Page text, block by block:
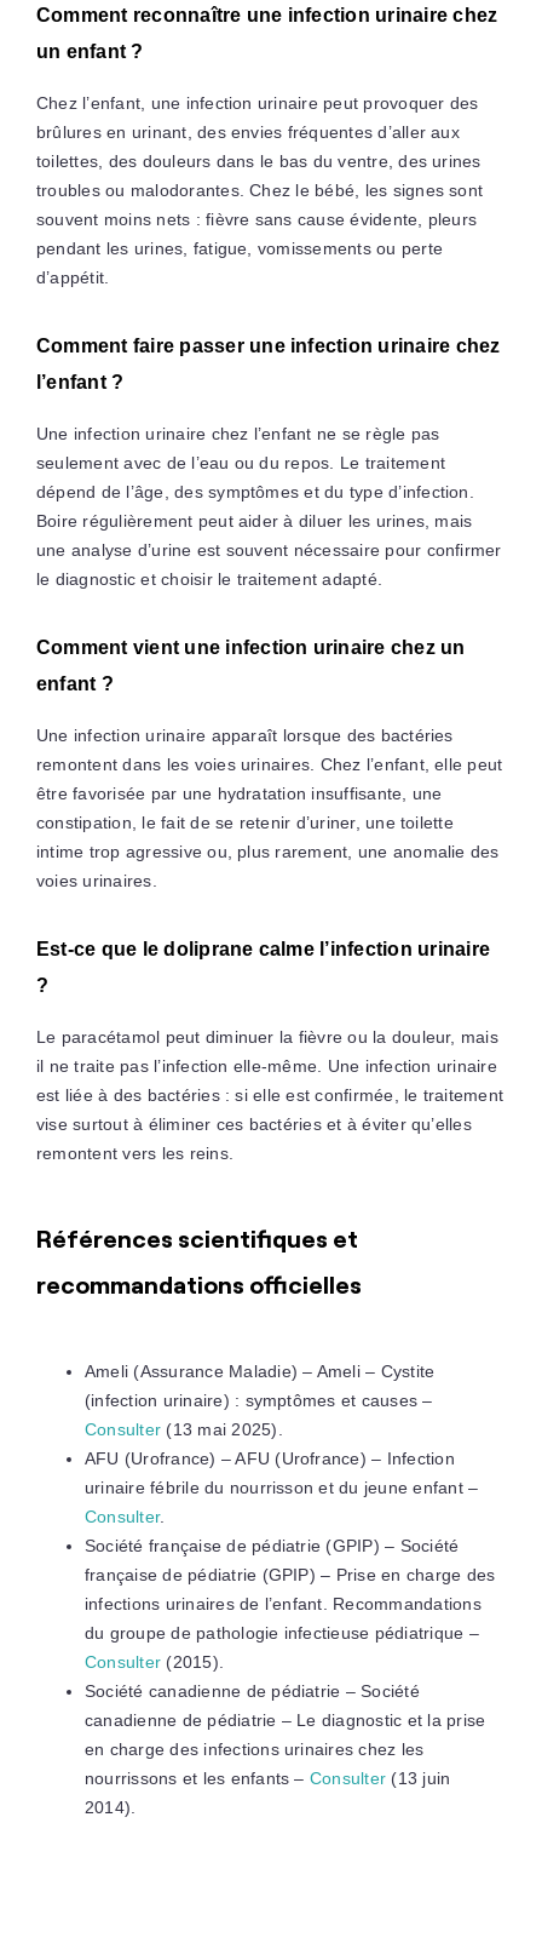
Comment reconnaître une infection urinaire chez
un enfant ?
Chez l’enfant, une infection urinaire peut provoquer des
brûlures en urinant, des envies fréquentes d’aller aux
toilettes, des douleurs dans le bas du ventre, des urines
troubles ou malodorantes. Chez le bébé, les signes sont
souvent moins nets : fièvre sans cause évidente, pleurs
pendant les urines, fatigue, vomissements ou perte
d’appétit.
Comment faire passer une infection urinaire chez
l’enfant ?
Une infection urinaire chez l’enfant ne se règle pas
seulement avec de l’eau ou du repos. Le traitement
dépend de l’âge, des symptômes et du type d’infection.
Boire régulièrement peut aider à diluer les urines, mais
une analyse d’urine est souvent nécessaire pour confirmer
le diagnostic et choisir le traitement adapté.
Comment vient une infection urinaire chez un
enfant ?
Une infection urinaire apparaît lorsque des bactéries
remontent dans les voies urinaires. Chez l’enfant, elle peut
être favorisée par une hydratation insuffisante, une
constipation, le fait de se retenir d’uriner, une toilette
intime trop agressive ou, plus rarement, une anomalie des
voies urinaires.
Est-ce que le doliprane calme l’infection urinaire
?
Le paracétamol peut diminuer la fièvre ou la douleur, mais
il ne traite pas l’infection elle-même. Une infection urinaire
est liée à des bactéries : si elle est confirmée, le traitement
vise surtout à éliminer ces bactéries et à éviter qu’elles
remontent vers les reins.
Références scientifiques et
recommandations officielles
Ameli (Assurance Maladie) – Ameli – Cystite
(infection urinaire) : symptômes et causes –
Consulter (13 mai 2025).
AFU (Urofrance) – AFU (Urofrance) – Infection
urinaire fébrile du nourrisson et du jeune enfant –
Consulter.
Société française de pédiatrie (GPIP) – Société
française de pédiatrie (GPIP) – Prise en charge des
infections urinaires de l’enfant. Recommandations
du groupe de pathologie infectieuse pédiatrique –
Consulter (2015).
Société canadienne de pédiatrie – Société
canadienne de pédiatrie – Le diagnostic et la prise
en charge des infections urinaires chez les
nourrissons et les enfants – Consulter (13 juin
2014).